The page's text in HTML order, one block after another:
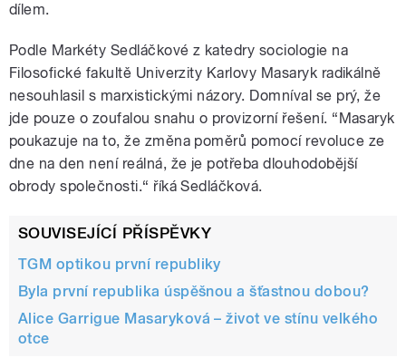
dílem.
Podle Markéty Sedláčkové z katedry sociologie na
Filosofické fakultě Univerzity Karlovy Masaryk radikálně
nesouhlasil s marxistickými názory. Domníval se prý, že
jde pouze o zoufalou snahu o provizorní řešení. “Masaryk
poukazuje na to, že změna poměrů pomocí revoluce ze
dne na den není reálná, že je potřeba dlouhodobější
obrody společnosti.“ říká Sedláčková.
SOUVISEJÍCÍ PŘÍSPĚVKY
TGM optikou první republiky
Byla první republika úspěšnou a šťastnou dobou?
Alice Garrigue Masaryková – život ve stínu velkého
otce